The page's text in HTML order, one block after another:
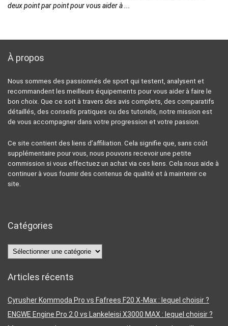
deux point par point pour vous aider à ...
À propos
Nous sommes des passionnés de sport qui testent, analysent et
recommandent les meilleurs équipements pour vous aider à faire le
bon choix. Que ce soit à travers des avis complets, des comparatifs
détaillés, des conseils pratiques ou des tutoriels, notre mission est
de vous accompagner dans votre progression et votre passion.
Ce site contient des liens d’affiliation. Cela signifie que, sans coût
supplémentaire pour vous, nous pouvons recevoir une petite
commission si vous effectuez un achat via ces liens. Cela nous aide à
continuer à vous fournir des contenus de qualité et à maintenir ce
site.
Catégories
Catégories
Articles récents
Cyrusher Kommoda Pro vs Fafrees F20 X-Max : lequel choisir ?
ENGWE Engine Pro 2.0 vs Lankeleisi X3000 MAX : lequel choisir ?